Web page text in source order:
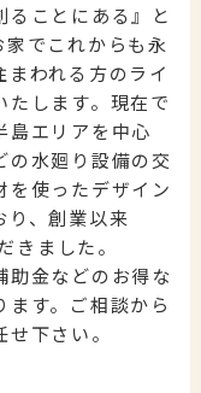
ることにある』と
でこれからも永
われる方のライ
たします。現在で
島エリアを中心
の水廻り設備の交
を使ったデザイン
り、創業以来
きました。
助金などのお得な
す。ご相談から
下さい。